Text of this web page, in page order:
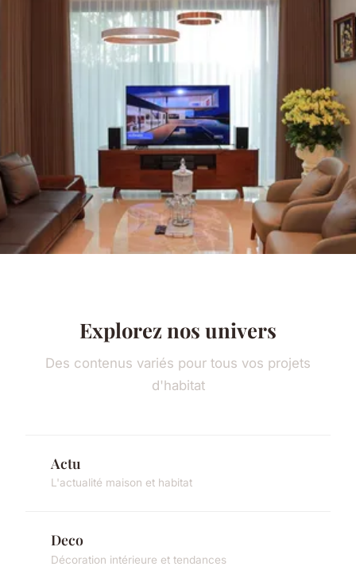
Explorez nos univers
Des contenus variés pour tous vos projets
d'habitat
Actu
L'actualité maison et habitat
Deco
Décoration intérieure et tendances